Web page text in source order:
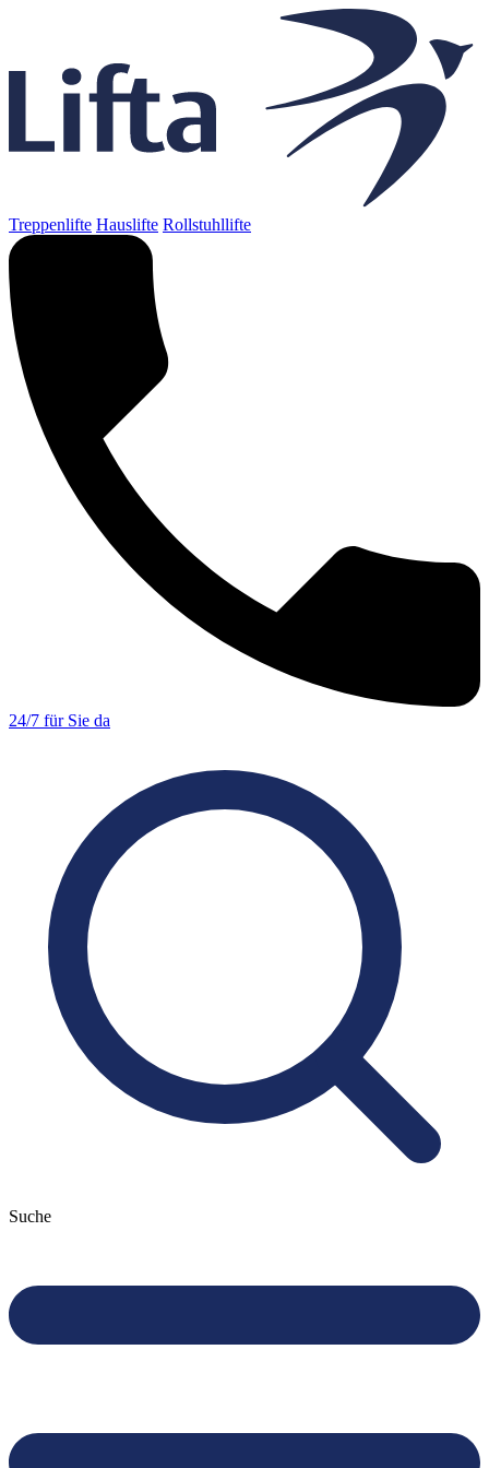
Treppenlifte Hauslifte Rollstuhllifte
24/7 für Sie da
Suche